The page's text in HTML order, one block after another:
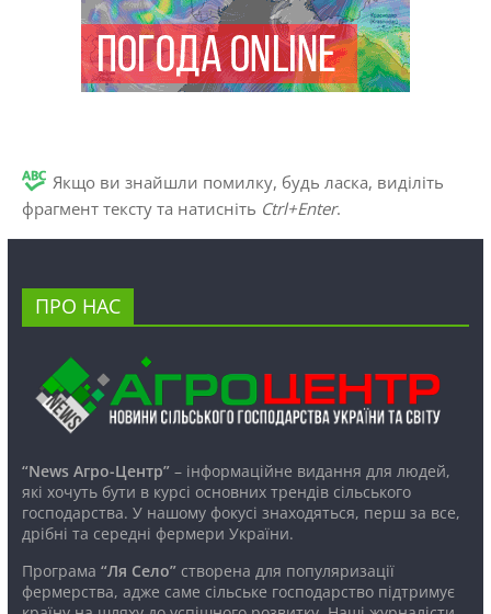
Якщо ви знайшли помилку, будь ласка, виділіть
фрагмент тексту та натисніть Ctrl+Enter.
ПРО НАС
“News Агро-Центр”– інформаційне видання для людей,
які хочуть бути в курсі основних трендів сільського
господарства. У нашому фокусі знаходяться, перш за все,
дрібні та середні фермери України.
Програма “Ля Село”створена для популяризації
фермерства, адже саме сільське господарство підтримує